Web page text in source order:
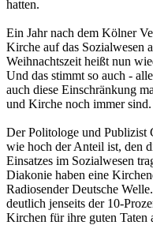
hatten.
Ein Jahr nach dem Kölner
Kirche auf das Sozialwesen
Weihnachtszeit heißt nun
Und das stimmt so auch -
auch diese Einschränkung
und Kirche noch immer sind.
Der Politologe und Publizist
wie hoch der Anteil ist, den
Einsatzes im Sozialwesen
Diakonie haben eine
Radiosender Deutsche
deutlich jenseits der 10-
Kirchen für ihre guten Taten